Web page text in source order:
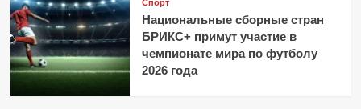
Спорт
Национальные сборные стран
БРИКС+ примут участие в
чемпионате мира по футболу
2026 года